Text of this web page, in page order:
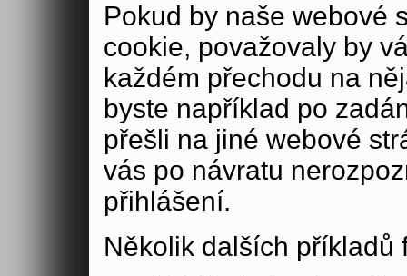
Pokud by naše webové
cookie, považovaly by
každém přechodu na
byste například po
přešli na jiné webové
vás po návratu
přihlášení.
Několik dalších příkladů